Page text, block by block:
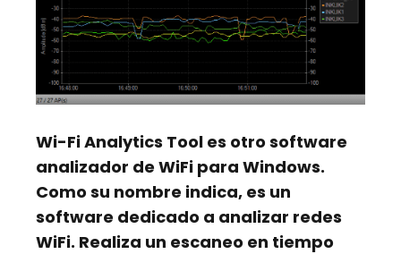
Wi-Fi Analytics Tool es otro software
analizador de WiFi para Windows.
Como su nombre indica, es un
software dedicado a analizar redes
WiFi. Realiza un escaneo en tiempo